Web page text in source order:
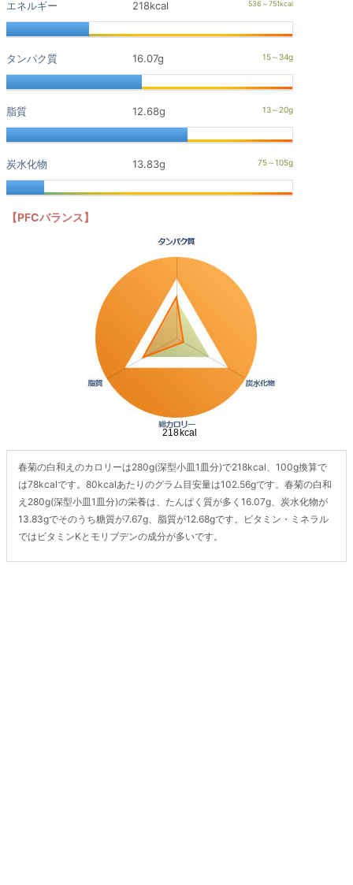
エネルギー 218kcal
タンパク質 16.07g
脂質 12.68g
炭水化物 13.83g
【PFCバランス】
春菊の白和えのカロリーは280g(深型小皿1皿分)で218kcal、100g換算で
は78kcalです。80kcalあたりのグラム目安量は102.56gです。春菊の白和
え280g(深型小皿1皿分)の栄養は、たんぱく質が多く16.07g、炭水化物が
13.83gでそのうち糖質が7.67g、脂質が12.68gです。ビタミン・ミネラル
ではビタミンKとモリブデンの成分が多いです。